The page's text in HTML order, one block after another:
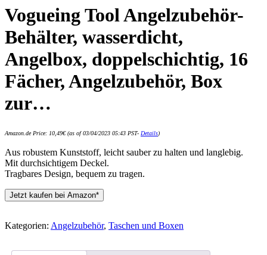
Vogueing Tool Angelzubehör-
Behälter, wasserdicht,
Angelbox, doppelschichtig, 16
Fächer, Angelzubehör, Box
zur…
Amazon.de Price: 10,49€(as of 03/04/2023 05:43 PST- Details)
Aus robustem Kunststoff, leicht sauber zu halten und langlebig.
Mit durchsichtigem Deckel.
Tragbares Design, bequem zu tragen.
Jetzt kaufen bei Amazon*
Kategorien: Angelzubehör, Taschen und Boxen